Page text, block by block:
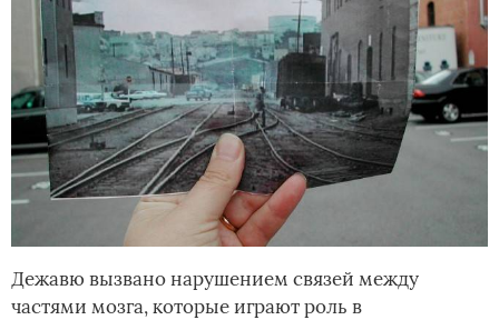
Дежавю вызвано нарушением связей между
частями мозга, которые играют роль в